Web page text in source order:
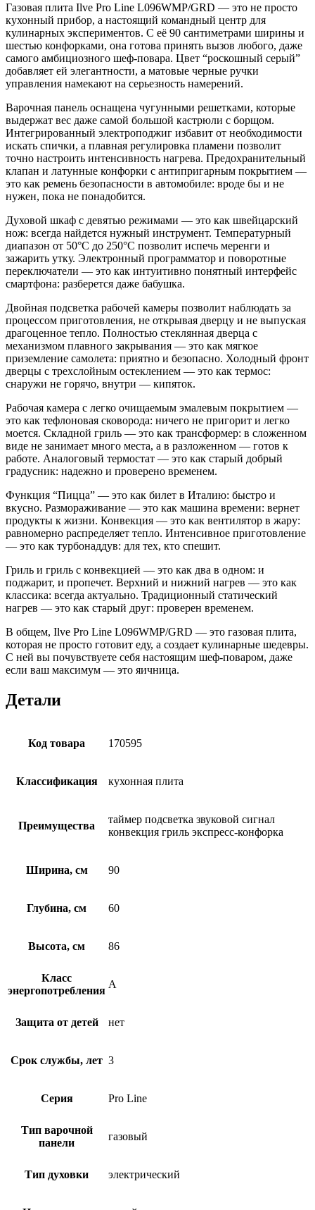
Газовая плита Ilve Pro Line L096WMP/GRD — это не просто
кухонный прибор, а настоящий командный центр для
кулинарных экспериментов. С её 90 сантиметрами ширины и
шестью конфорками, она готова принять вызов любого, даже
самого амбициозного шеф-повара. Цвет “роскошный серый”
добавляет ей элегантности, а матовые черные ручки
управления намекают на серьезность намерений.
Варочная панель оснащена чугунными решетками, которые
выдержат вес даже самой большой кастрюли с борщом.
Интегрированный электроподжиг избавит от необходимости
искать спички, а плавная регулировка пламени позволит
точно настроить интенсивность нагрева. Предохранительный
клапан и латунные конфорки с антипригарным покрытием —
это как ремень безопасности в автомобиле: вроде бы и не
нужен, пока не понадобится.
Духовой шкаф с девятью режимами — это как швейцарский
нож: всегда найдется нужный инструмент. Температурный
диапазон от 50°C до 250°C позволит испечь меренги и
зажарить утку. Электронный программатор и поворотные
переключатели — это как интуитивно понятный интерфейс
смартфона: разберется даже бабушка.
Двойная подсветка рабочей камеры позволит наблюдать за
процессом приготовления, не открывая дверцу и не выпуская
драгоценное тепло. Полностью стеклянная дверца с
механизмом плавного закрывания — это как мягкое
приземление самолета: приятно и безопасно. Холодный фронт
дверцы с трехслойным остеклением — это как термос:
снаружи не горячо, внутри — кипяток.
Рабочая камера с легко очищаемым эмалевым покрытием —
это как тефлоновая сковорода: ничего не пригорит и легко
моется. Складной гриль — это как трансформер: в сложенном
виде не занимает много места, а в разложенном — готов к
работе. Аналоговый термостат — это как старый добрый
градусник: надежно и проверено временем.
Функция “Пицца” — это как билет в Италию: быстро и
вкусно. Размораживание — это как машина времени: вернет
продукты к жизни. Конвекция — это как вентилятор в жару:
равномерно распределяет тепло. Интенсивное приготовление
— это как турбонаддув: для тех, кто спешит.
Гриль и гриль с конвекцией — это как два в одном: и
поджарит, и пропечет. Верхний и нижний нагрев — это как
классика: всегда актуально. Традиционный статический
нагрев — это как старый друг: проверен временем.
В общем, Ilve Pro Line L096WMP/GRD — это газовая плита,
которая не просто готовит еду, а создает кулинарные шедевры.
С ней вы почувствуете себя настоящим шеф-поваром, даже
если ваш максимум — это яичница.
Детали
Код товара 170595
Классификация кухонная плита
Преимущества
таймер подсветка звуковой сигнал
конвекция гриль экспресс-конфорка
Ширина, см 90
Глубина, см 60
Высота, см 86
Класс
энергопотребления
A
Защита от детей нет
Срок службы, лет 3
Серия Pro Line
Тип варочной
панели
газовый
Тип духовки электрический